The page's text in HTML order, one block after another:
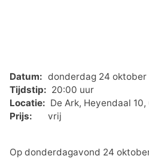
Datum: donderdag 24 oktober
Tijdstip: 20:00 uur
Locatie: De Ark, Heyendaal 10,
Prijs:
vrij
Op donderdagavond 24